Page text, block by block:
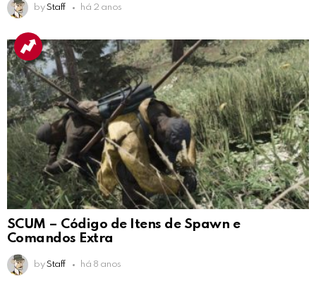
by Staff há 2 anos
SCUM – Código de Itens de Spawn e
Comandos Extra
by Staff há 8 anos